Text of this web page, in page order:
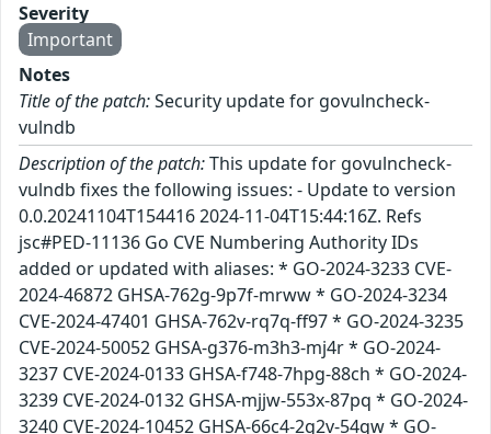
Severity
Important
Notes
Title of the patch:Security update for govulncheck-
vulndb
Description of the patch:This update for govulncheck-
vulndb fixes the following issues: - Update to version
0.0.20241104T154416 2024-11-04T15:44:16Z. Refs
jsc#PED-11136 Go CVE Numbering Authority IDs
added or updated with aliases: * GO-2024-3233 CVE-
2024-46872 GHSA-762g-9p7f-mrww * GO-2024-3234
CVE-2024-47401 GHSA-762v-rq7q-ff97 * GO-2024-3235
CVE-2024-50052 GHSA-g376-m3h3-mj4r * GO-2024-
3237 CVE-2024-0133 GHSA-f748-7hpg-88ch * GO-2024-
3239 CVE-2024-0132 GHSA-mjjw-553x-87pq * GO-2024-
3240 CVE-2024-10452 GHSA-66c4-2g2v-54qw * GO-